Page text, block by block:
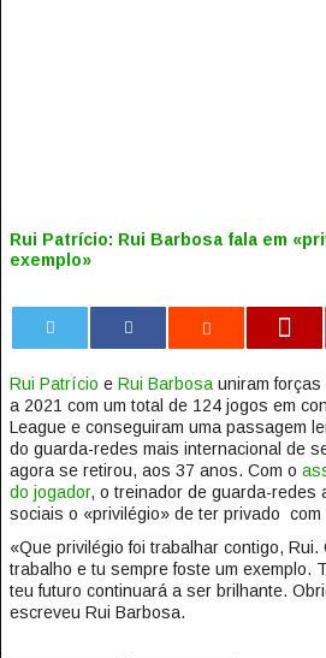
Rui Patrício: Rui Barbosa fala em
exemplo»
Rui Patrício e Rui Barbosauniram forças
a 2021 com um total de 124 jogos em
League e conseguiram uma passagem
do guarda-redes mais internacional de
agora se retirou, aos 37 anos. Com o
do jogador, o treinador de guarda-redes
sociais o «privilégio» de ter privado com
«Que privilégio foi trabalhar contigo,
trabalho e tu sempre foste um exemplo.
teu futuro continuará a ser brilhante.
escreveu Rui Barbosa.